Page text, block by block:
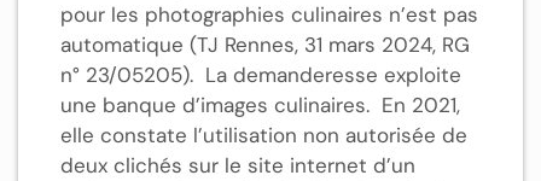
pour les photographies culinaires n’est pas
automatique (TJ Rennes, 31 mars 2024, RG
n° 23/05205). La demanderesse exploite
une banque d’images culinaires. En 2021,
elle constate l’utilisation non autorisée de
deux clichés sur le site internet d’un